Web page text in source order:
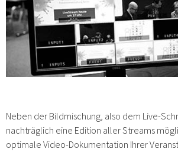
Neben der Bildmischung, also dem Live-
nachträglich eine Edition aller Streams
optimale Video-Dokumentation Ihrer